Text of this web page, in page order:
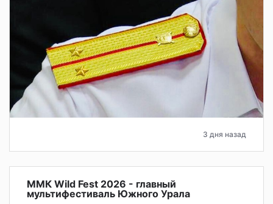
3 дня назад
ММК Wild Fest 2026 - главный
мультифестиваль Южного Урала